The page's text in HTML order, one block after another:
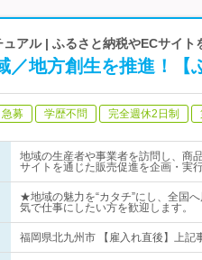
アル | ふるさと納税やECサイ
／地方創生を推進！
急募 学歴不問 完全週休2日制
地域の生産者や事業者を訪問し、商
サイトを通じた販売促進を企画・実行
★地域の魅力を“カタチ”にし、全国
気で仕事にしたい方を歓迎します。
福岡県北九州市 【雇入れ直後】上記